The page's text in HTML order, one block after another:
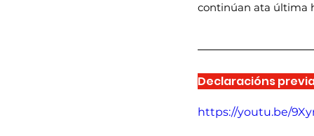
continúan ata última
Declaracións
https://youtu.be/